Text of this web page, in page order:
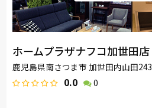
ホームプラザナフコ加世田店
鹿児島県南さつま市 加世田内山田243
0.0 0